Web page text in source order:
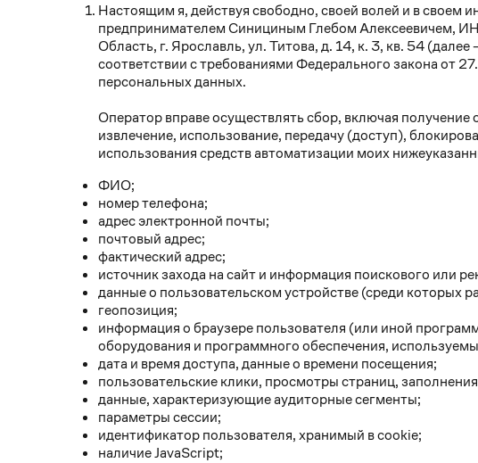
Настоящим я, действуя свободно, своей волей и в своем
предпринимателем Синициным Глебом
Область, г. Ярославль, ул. Титова, д. 14, к. 3, кв. 54
соответствии с требованиями Федерального закона
персональных данных.
Оператор вправе осуществлять сбор, включая
извлечение, использование, передачу (доступ),
использования средств автоматизации моих
ФИО;
номер телефона;
адрес электронной почты;
почтовый адрес;
фактический адрес;
источник захода на сайт и информация поискового или
данные о пользовательском устройстве (среди которых
геопозиция;
информация о браузере пользователя (или иной
оборудования и программного обеспечения,
дата и время доступа, данные о времени посещения;
пользовательские клики, просмотры страниц,
данные, характеризующие аудиторные сегменты;
параметры сессии;
идентификатор пользователя, хранимый в cookie;
наличие JavaScript;